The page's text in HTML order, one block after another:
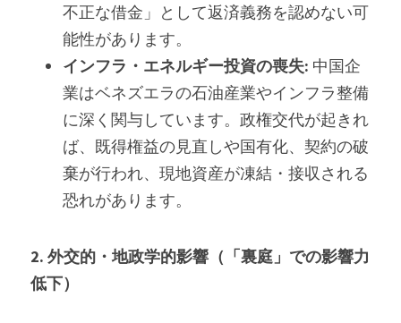
不正な借金」として返済義務を認めない可
能性があります。
インフラ・エネルギー投資の喪失: 中国企
業はベネズエラの石油産業やインフラ整備
に深く関与しています。政権交代が起きれ
ば、既得権益の見直しや国有化、契約の破
棄が行われ、現地資産が凍結・接収される
恐れがあります。
2. 外交的・地政学的影響（「裏庭」での影響力
低下）